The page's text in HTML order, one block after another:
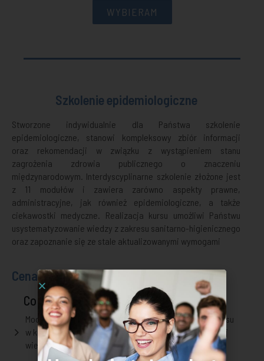
WYBIERAM
Szkolenie epidemiologiczne
Stworzone indywidualnie dla Państwa szkolenie
epidemiologiczne, stanowi kompleksowy zbiór informacji
oraz rekomendacji w związku z wystąpieniem stanu
zagrożenia zdrowia publicznego o znaczeniu
międzynarodowym. Interdyscyplinarne szkolenie złożone jest
z 11 modułów i zawiera zarówno aspekty prawne,
administracyjne, jak również epidemiologiczne, a także
ciekawostki medyczne. Realizacja kursu umożliwi Państwu
usystematyzowanie wiedzy z zakresu sanitarno-higienicznego
oraz zapoznanie się ze stale aktualizowanymi wymogami
Cena od: 250 zł
Co zawiera?
Modułową formę szkolenia umożliwiającą realizację kursu
w kilku etapach, a na zakończenie weryfikację zdobytej
wiedzy